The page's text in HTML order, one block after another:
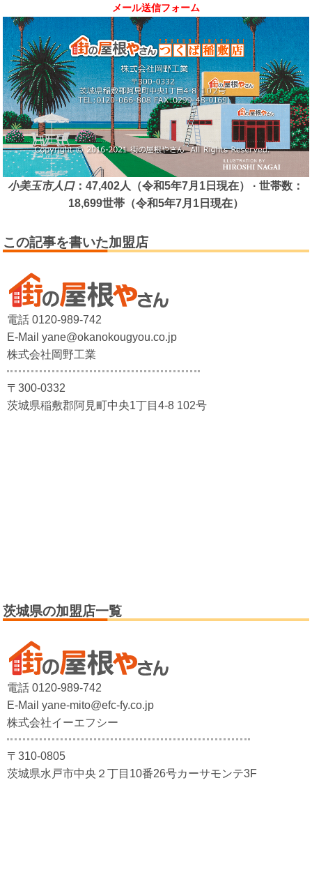
メール送信フォーム
小美玉市人口：47,402人（令和5年7月1日現在） · 世帯数：
18,699世帯（令和5年7月1日現在）
この記事を書いた加盟店
電話 0120-989-742
E-Mail yane@okanokougyou.co.jp
株式会社岡野工業
〒300-0332
茨城県稲敷郡阿見町中央1丁目4-8 102号
茨城県の加盟店一覧
電話 0120-989-742
E-Mail yane-mito@efc-fy.co.jp
株式会社イーエフシー
〒310-0805
茨城県水戸市中央２丁目10番26号カーサモンテ3F